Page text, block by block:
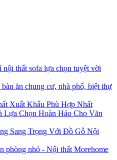
thất sofa lựa chọn tuyệt vời
ăn chung cư, nhà phố, biệt thự
Xuất Khẩu Phù Hợp Nhất
Lựa Chọn Hoàn Hảo Cho Văn
Sang Trọng Với Đồ Gỗ Nội
phòng nhỏ - Nội thất Morehome